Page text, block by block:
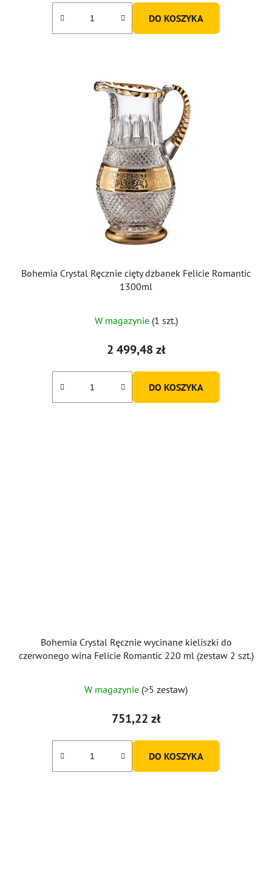
DO KOSZYKA
Bohemia Crystal Ręcznie cięty dzbanek Felicie Romantic
1300ml
W magazynie (1 szt.)
2 499,48 zł
DO KOSZYKA
Bohemia Crystal Ręcznie wycinane kieliszki do
czerwonego wina Felicie Romantic 220 ml (zestaw 2 szt.)
W magazynie (>5 zestaw)
751,22 zł
DO KOSZYKA